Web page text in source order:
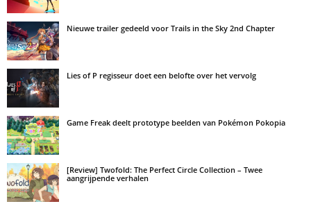
Nieuwe trailer gedeeld voor Trails in the Sky 2nd Chapter
Lies of P regisseur doet een belofte over het vervolg
Game Freak deelt prototype beelden van Pokémon Pokopia
[Review] Twofold: The Perfect Circle Collection – Twee
aangrijpende verhalen